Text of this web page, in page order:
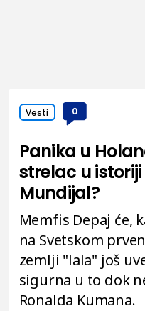
Vesti 0
Panika u
strelac u
Mundijal?
Memfis Depaj će,
na Svetskom
zemlji "lala" još
sigurna u to dok
Ronalda Kumana.